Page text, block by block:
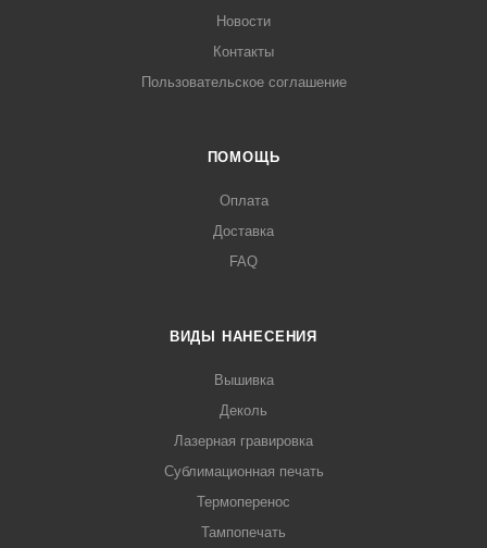
Новости
Контакты
Пользовательское соглашение
ПОМОЩЬ
Оплата
Доставка
FAQ
ВИДЫ НАНЕСЕНИЯ
Вышивка
Деколь
Лазерная гравировка
Сублимационная печать
Термоперенос
Тампопечать